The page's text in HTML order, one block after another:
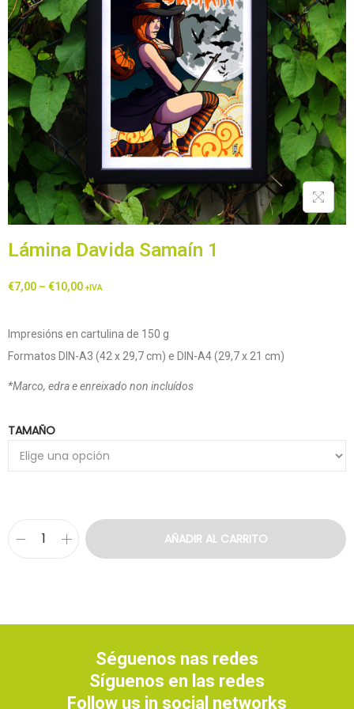
Lámina Davida Samaín 1
€7,00 – €10,00 +IVA
Impresións en cartulina de 150 g
Formatos DIN-A3 (42 x 29,7 cm) e DIN-A4 (29,7 x 21 cm)
*Marco, edra e enreixado non incluídos
TAMAÑO
AÑADIR AL CARRITO
Séguenos nas redes
Síguenos en las redes
Follow us in social networks